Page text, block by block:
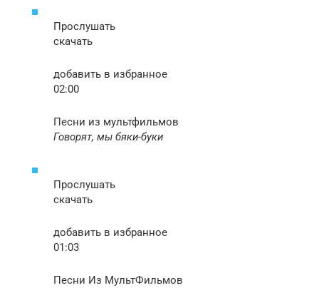
Прослушать
скачать
добавить в избранное
02:00
Песни из мультфильмов
Говорят, мы бяки-буки
Прослушать
скачать
добавить в избранное
01:03
Песни Из МультФильмов